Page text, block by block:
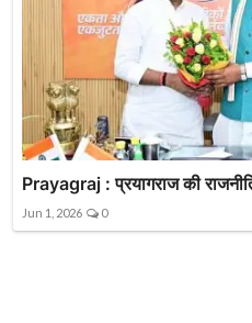
Prayagraj : प्रयागराज की
Jun 1, 2026 0